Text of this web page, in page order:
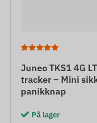
Juneo TKS1 4G
tracker – Mini
panikknap
På lager